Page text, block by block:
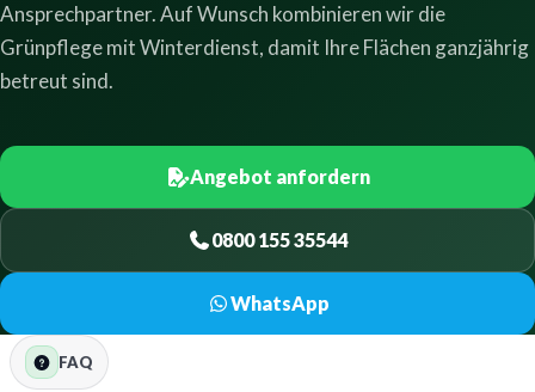
Ansprechpartner. Auf Wunsch kombinieren wir die
Grünpflege mit Winterdienst, damit Ihre Flächen ganzjährig
betreut sind.
Angebot anfordern
0800 155 35544
WhatsApp
FAQ